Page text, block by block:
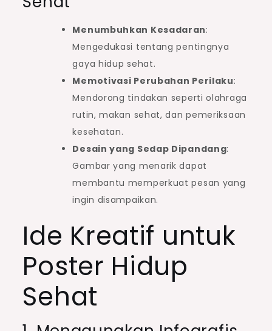
Menumbuhkan Kesadaran:
Mengedukasi tentang pentingnya
gaya hidup sehat.
Memotivasi Perubahan Perilaku:
Mendorong tindakan seperti olahraga
rutin, makan sehat, dan pemeriksaan
kesehatan.
Desain yang Sedap Dipandang:
Gambar yang menarik dapat
membantu memperkuat pesan yang
ingin disampaikan.
Ide Kreatif untuk
Poster Hidup
Sehat